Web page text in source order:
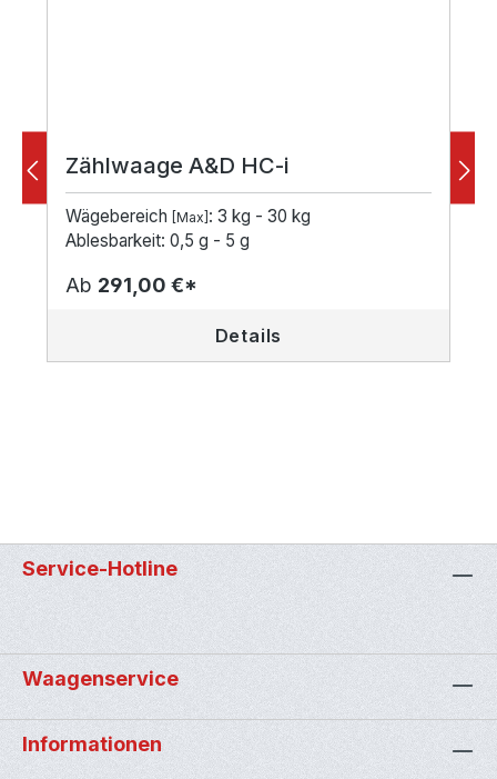
Zählwaage A&D HC-i
Wägebereich [Max] : 3 kg - 30 kg
Ablesbarkeit: 0,5 g - 5 g
Ab 291,00 €*
Details
Service-Hotline
Waagenservice
Informationen